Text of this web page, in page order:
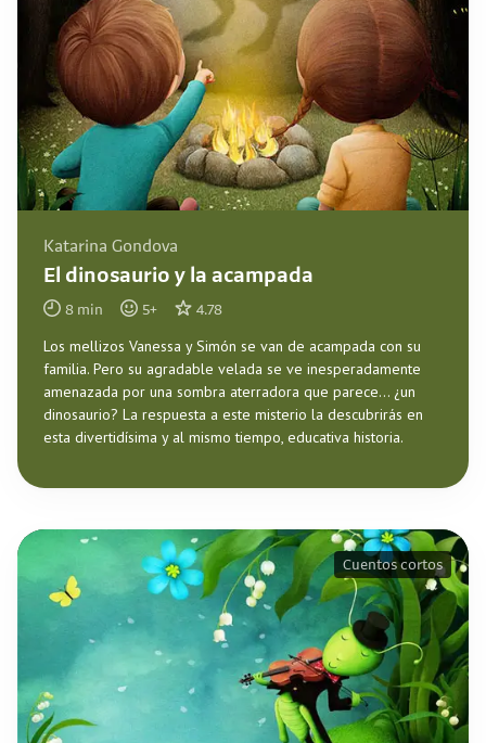
Katarina Gondova
El dinosaurio y la acampada
8 min 5+ 4.78
Los mellizos Vanessa y Simón se van de acampada con su
familia. Pero su agradable velada se ve inesperadamente
amenazada por una sombra aterradora que parece... ¿un
dinosaurio? La respuesta a este misterio la descubrirás en
esta divertidísima y al mismo tiempo, educativa historia.
Cuentos cortos